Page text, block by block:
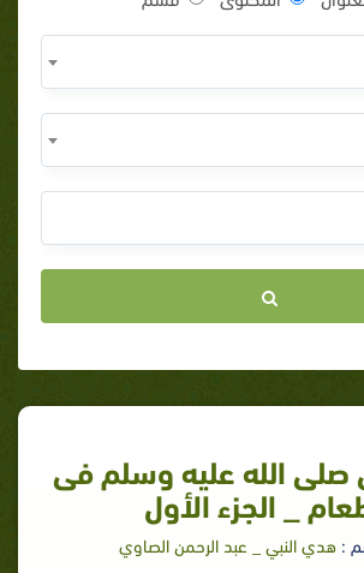
صلى الله عليه وسلم فى
_ الجزء الأول
:هدي النبي _ عبد الرحمن الصاوي